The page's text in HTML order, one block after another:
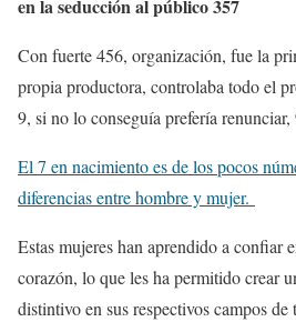
en la seducción al público 357
Con fuerte 456, organización, fue la
propia productora, controlaba todo el
9, si no lo conseguía prefería renunciar,
El 7 en nacimiento es de los pocos
diferencias entre hombre y mujer.
Estas mujeres han aprendido a confiar
corazón, lo que les ha permitido crear
distintivo en sus respectivos campos